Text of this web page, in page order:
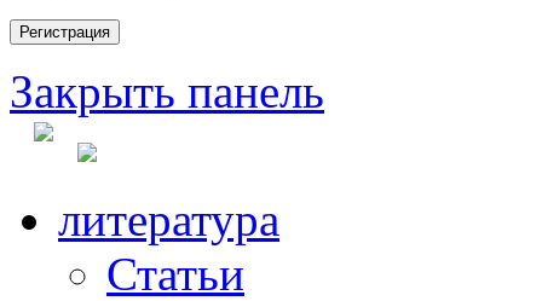
Закрыть панель
литература
Статьи